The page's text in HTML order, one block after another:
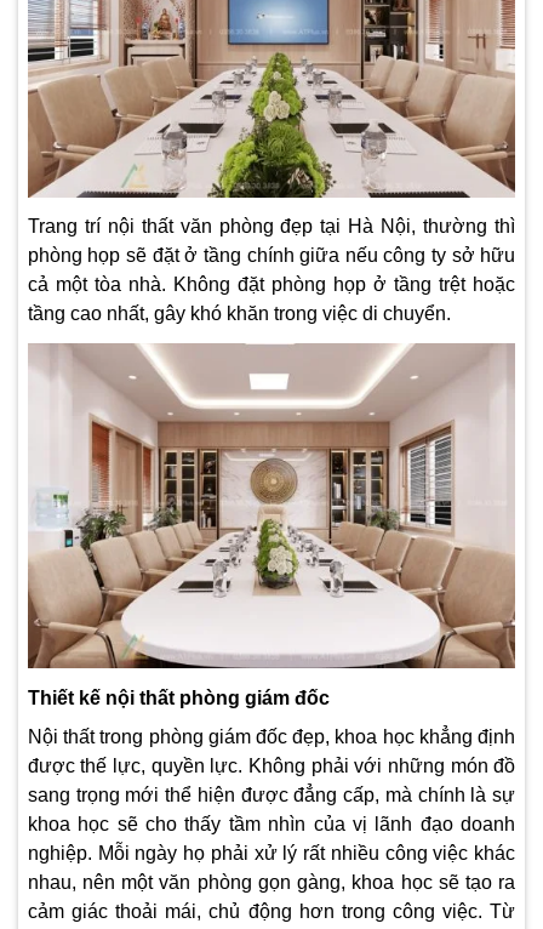
Trang trí nội thất văn phòng đẹp tại Hà Nội, thường thì
phòng họp sẽ đặt ở tầng chính giữa nếu công ty sở hữu
cả một tòa nhà. Không đặt phòng họp ở tầng trệt hoặc
tầng cao nhất, gây khó khăn trong việc di chuyển.
Thiết kế nội thất phòng giám đốc
Nội thất trong phòng giám đốc đẹp, khoa học khẳng định
được thế lực, quyền lực. Không phải với những món đồ
sang trọng mới thể hiện được đẳng cấp, mà chính là sự
khoa học sẽ cho thấy tầm nhìn của vị lãnh đạo doanh
nghiệp. Mỗi ngày họ phải xử lý rất nhiều công việc khác
nhau, nên một văn phòng gọn gàng, khoa học sẽ tạo ra
cảm giác thoải mái, chủ động hơn trong công việc. Từ